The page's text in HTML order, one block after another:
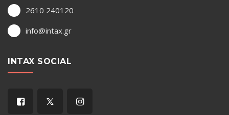
2610 240120
info@intax.gr
INTAX SOCIAL